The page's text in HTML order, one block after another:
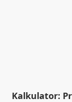
Kalkulator: